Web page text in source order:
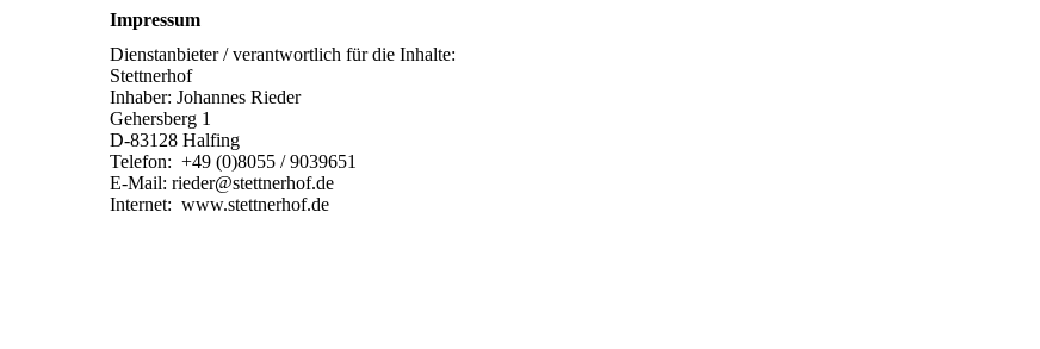
Impressum
Dienstanbieter / verantwortlich für die Inhalte:
Stettnerhof
Inhaber: Johannes Rieder
Gehersberg 1
D-83128 Halfing
Telefon: +49 (0)8055 / 9039651
E-Mail: rieder@stettnerhof.de
Internet: www.stettnerhof.de